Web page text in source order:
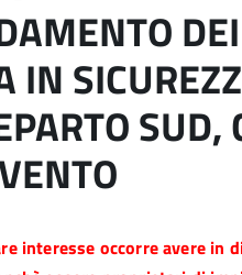
IN
interesse occorre avere